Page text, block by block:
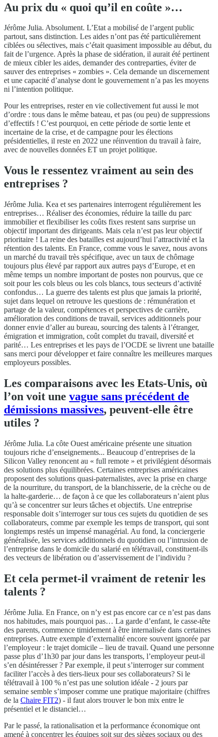
Au prix du « quoi qu’il en coûte »…
Jérôme Julia. Absolument. L’Etat a mobilisé de l’argent public
partout, sans distinction. Les aides n’ont pas été particulièrement
ciblées ou sélectives, mais c’était quasiment impossible au début, du
fait de l’urgence. Après la phase de sidération, il aurait été pertinent
de mieux cibler les aides, demander des contreparties, éviter de
sauver des entreprises « zombies ». Cela demande un discernement
et une capacité d’analyse dont le gouvernement n’a pas les moyens
ni l’intention politique.
Pour les entreprises, rester en vie collectivement fut aussi le mot
d’ordre : tous dans le même bateau, et pas (ou peu) de suppressions
d’effectifs ! C’est pourquoi, en cette période de sortie lente et
incertaine de la crise, et de campagne pour les élections
présidentielles, il reste en 2022 une réinvention du travail à faire,
avec de nouvelles données ET un projet politique.
Vous le ressentez vraiment au sein des
entreprises ?
Jérôme Julia. Kea et ses partenaires interrogent régulièrement les
entreprises… Réaliser des économies, réduire la taille du parc
immobilier et flexibiliser les coûts fixes restent sans surprise un
objectif important des dirigeants. Mais cela n’est pas leur objectif
prioritaire ! La reine des batailles est aujourd’hui l’attractivité et la
rétention des talents. En France, comme vous le savez, nous avons
un marché du travail très spécifique, avec un taux de chômage
toujours plus élevé par rapport aux autres pays d’Europe, et en
même temps un nombre important de postes non pourvus, que ce
soit pour les cols bleus ou les cols blancs, tous secteurs d’activité
confondus… La guerre des talents est plus que jamais la priorité,
sujet dans lequel on retrouve les questions de : rémunération et
partage de la valeur, compétences et perspectives de carrière,
amélioration des conditions de travail, services additionnels pour
donner envie d’aller au bureau, sourcing des talents à l’étranger,
émigration et immigration, coût complet du travail, diversité et
parité… Les entreprises et les pays de l’OCDE se livrent une bataille
sans merci pour développer et faire connaître les meilleures marques
employeurs possibles.
Les comparaisons avec les Etats-Unis, où
l’on voit une vague sans précédent de
démissions massives, peuvent-elle être
utiles ?
Jérôme Julia. La côte Ouest américaine présente une situation
toujours riche d’enseignements... Beaucoup d’entreprises de la
Silicon Valley renoncent au « full remote » et privilégient désormais
des solutions plus équilibrées. Certaines entreprises américaines
proposent des solutions quasi-paternalistes, avec la prise en charge
de la nourriture, du transport, de la blanchisserie, de la crèche ou de
la halte-garderie… de façon à ce que les collaborateurs n’aient plus
qu’à se concentrer sur leurs tâches et objectifs. Une entreprise
responsable doit s’interroger sur tous ces sujets du quotidien de ses
collaborateurs, comme par exemple les temps de transport, qui sont
longtemps restés un impensé managérial. Au fond, la conciergerie
généralisée, les services additionnels du quotidien ou l’intrusion de
l’entreprise dans le domicile du salarié en télétravail, constituent-ils
des vecteurs de libération ou d’asservissement de l’individu ?
Et cela permet-il vraiment de retenir les
talents ?
Jérôme Julia. En France, on n’y est pas encore car ce n’est pas dans
nos habitudes, mais pourquoi pas… La garde d’enfant, le casse-tête
des parents, commence timidement à être internalisée dans certaines
entreprises. Autre exemple d’externalité encore souvent ignorée par
l’employeur : le trajet domicile – lieu de travail. Quand une personne
passe plus d’1h30 par jour dans les transports, l’employeur peut-il
s’en désintéresser ? Par exemple, il peut s’interroger sur comment
faciliter l’accès à des tiers-lieux pour ses collaborateurs? Si le
télétravail à 100 % n’est pas une solution idéale - 2 jours par
semaine semble s’imposer comme une pratique majoritaire (chiffres
de la Chaire FIT2) - il faut alors trouver le bon mix entre le
présentiel et le distanciel…
Par le passé, la rationalisation et la performance économique ont
amené à concentrer les équipes soit sur des sièges sociaux ou des